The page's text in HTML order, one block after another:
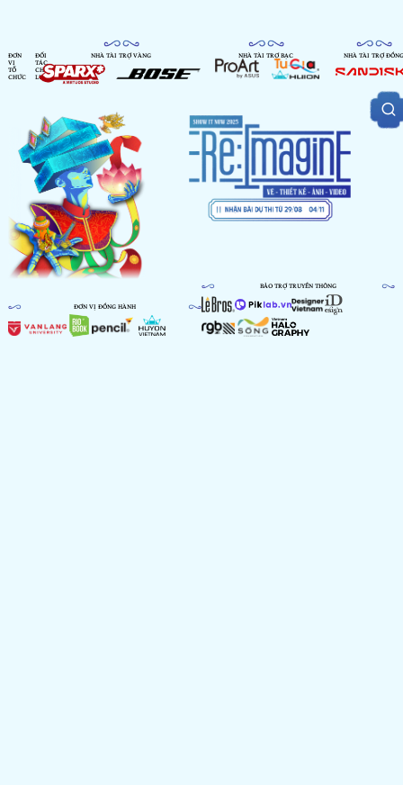
ĐƠN
VỊ
TỔ
CHỨC
ĐỐI
TÁC
CHIẾN
LƯỢC
NHÀ TÀI TRỢ VÀNG NHÀ TÀI TRỢ BẠC NHÀ TÀI TRỢ ĐỒNG
ĐƠN VỊ ĐỒNG HÀNH
BẢO TRỢ TRUYỀN THÔNG